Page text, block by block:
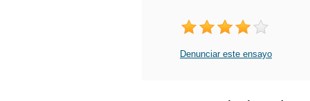
Denunciar este ensayo